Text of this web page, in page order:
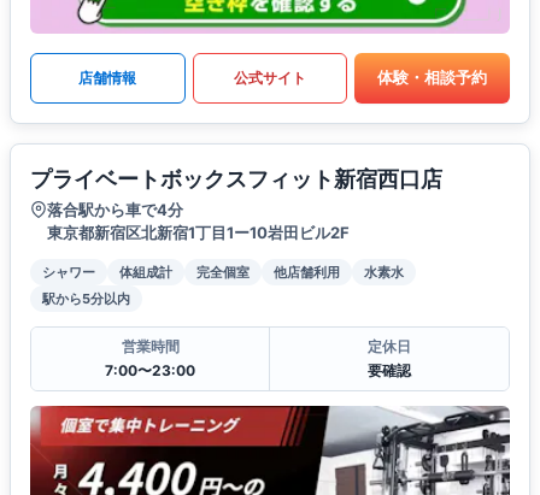
店舗情報 公式サイト 体験・相談予約
プライベートボックスフィット新宿西口店
落合駅から車で4分
東京都新宿区北新宿1丁目1ー10岩田ビル2F
シャワー 体組成計 完全個室 他店舗利用
水素水
駅から5分以内
営業時間
7:00〜23:00
定休日
要確認